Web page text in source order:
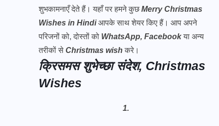
शुभकामनाएँ देते हैं। यहाँ पर हमने कुछMerry Christmas
Wishes in Hindiआपके साथ शेयर किए हैं। आप अपने
परिजनों को, दोस्तों को WhatsApp, Facebookया अन्य
तरीकों से Christmas wish करे।
क्रिसमस शुभेच्छा संदेश, Christmas
Wishes
1.